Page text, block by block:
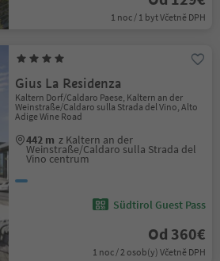
1 noc / 1 byt Včetně DPH
Gius La Residenza
Kaltern Dorf/Caldaro Paese, Kaltern an der
Weinstraße/Caldaro sulla Strada del Vino, Alto
Adige Wine Road
442 m z Kaltern an der
Weinstraße/Caldaro sulla Strada del
Vino centrum
Südtirol Guest Pass
Od 360€
1 noc / 2 osob(y) Včetně DPH